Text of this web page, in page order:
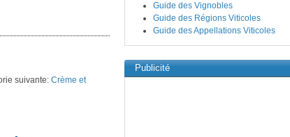
suivante: Crème et
Guide des Vignobles
Guide des Régions Viticoles
Guide des Appellations Viticoles
Publicité